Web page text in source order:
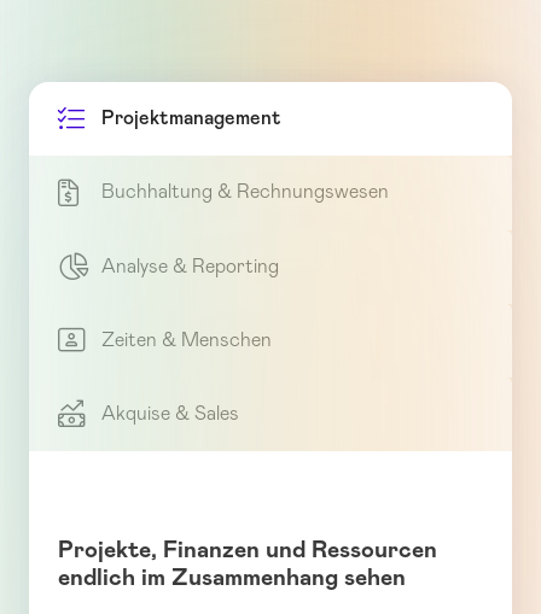
 Projektmanagement
 Buchhaltung & Rechnungswesen
 Analyse & Reporting
 Zeiten & Menschen
 Akquise & Sales
Projekte, Finanzen und Ressourcen
endlich im Zusammenhang sehen